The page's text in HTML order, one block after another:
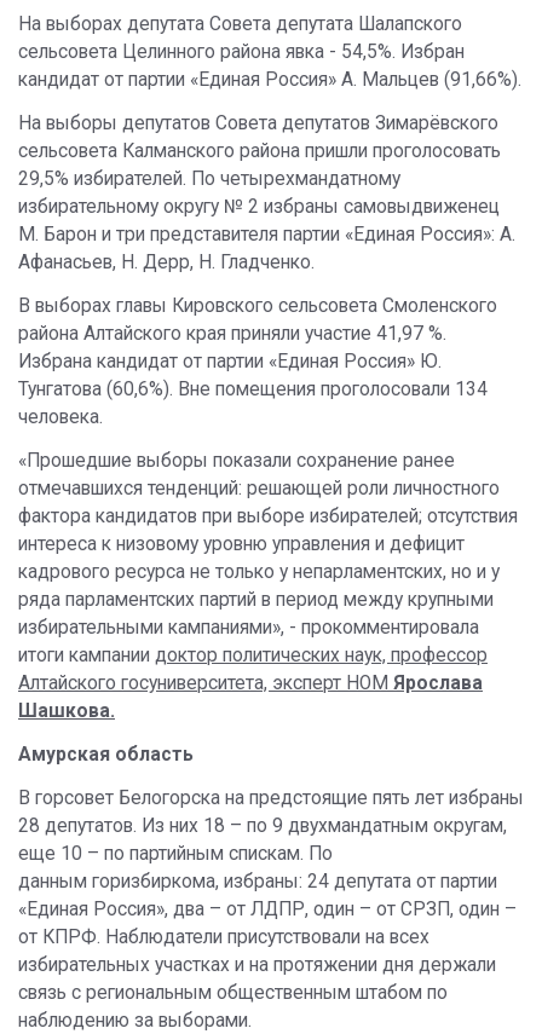
На выборах депутата Совета депутата Шалапского
сельсовета Целинного района явка - 54,5%. Избран
кандидат от партии «Единая Россия» А. Мальцев (91,66%).
На выборы депутатов Совета депутатов Зимарёвского
сельсовета Калманского района пришли проголосовать
29,5% избирателей. По четырехмандатному
избирательному округу № 2 избраны самовыдвиженец
М. Барон и три представителя партии «Единая Россия»: А.
Афанасьев, Н. Дерр, Н. Гладченко.
В выборах главы Кировского сельсовета Смоленского
района Алтайского края приняли участие 41,97 %.
Избрана кандидат от партии «Единая Россия» Ю.
Тунгатова (60,6%). Вне помещения проголосовали 134
человека.
«Прошедшие выборы показали сохранение ранее
отмечавшихся тенденций: решающей роли личностного
фактора кандидатов при выборе избирателей; отсутствия
интереса к низовому уровню управления и дефицит
кадрового ресурса не только у непарламентских, но и у
ряда парламентских партий в период между крупными
избирательными кампаниями», - прокомментировала
итоги кампании доктор политических наук, профессор
Алтайского госуниверситета, эксперт НОМ Ярослава
Шашкова.
Амурская область
В горсовет Белогорска на предстоящие пять лет избраны
28 депутатов. Из них 18 – по 9 двухмандатным округам,
еще 10 – по партийным спискам. По
данным горизбиркома, избраны: 24 депутата от партии
«Единая Россия», два – от ЛДПР, один – от СРЗП, один –
от КПРФ. Наблюдатели присутствовали на всех
избирательных участках и на протяжении дня держали
связь с региональным общественным штабом по
наблюдению за выборами.